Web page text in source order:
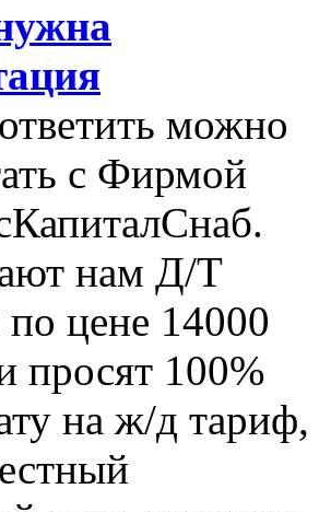
можно
с Фирмой
нам Д/Т
цене 14000
просят 100%
на ж/д тариф,